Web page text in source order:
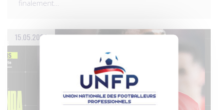
finalement…
15.05.2023